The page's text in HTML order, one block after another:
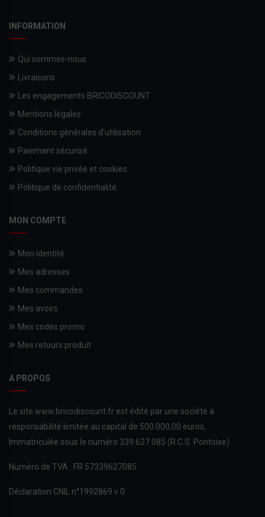
INFORMATION
Qui sommes-nous
Livraisons
Les engagements BRICODISCOUNT
Mentions légales
Conditions générales d'utilisation
Paiement sécurisé
Politique vie privée et cookies
Politique de confidentialité.
MON COMPTE
Mon identité
Mes adresses
Mes commandes
Mes avoirs
Mes codes promo
Mes retours produit
A PROPOS
Le site www.bricodiscount.fr est édité par une société à
responsabilité limitée au capital de 500.000,00 euros,
Immatriculée sous le numéro 339 627 085 (R.C.S. Pontoise)
Numéro de TVA : FR 57339627085
Déclaration CNIL n°1992869 v 0